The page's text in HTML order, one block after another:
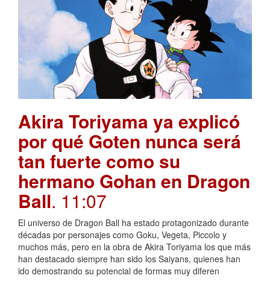
Akira Toriyama ya explicó
por qué Goten nunca será
tan fuerte como su
hermano Gohan en Dragon
Ball. 11:07
El universo de Dragon Ball ha estado protagonizado durante
décadas por personajes como Goku, Vegeta, Piccolo y
muchos más, pero en la obra de Akira Toriyama los que más
han destacado siempre han sido los Saiyans, quienes han
ido demostrando su potencial de formas muy diferen